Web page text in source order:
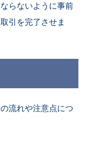
らないように事前
引を完了させま
流れや注意点につ